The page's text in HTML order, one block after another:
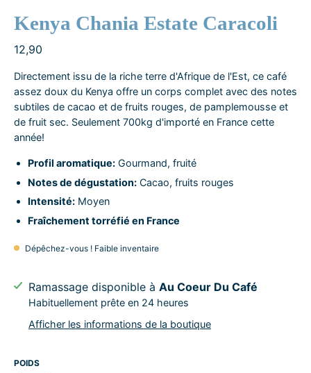
Kenya Chania Estate Caracoli
12,90
Directement issu de la riche terre d'Afrique de l'Est, ce café
assez doux du Kenya offre un corps complet avec des notes
subtiles de cacao et de fruits rouges, de pamplemousse et
de fruit sec. Seulement 700kg d'importé en France cette
année!
Profil aromatique: Gourmand, fruité
Notes de dégustation: Cacao, fruits rouges
Intensité: Moyen
Fraîchement torréfié en France
Dépêchez-vous ! Faible inventaire
Ramassage disponible à Au Coeur Du Café
Habituellement prête en 24 heures
Afficher les informations de la boutique
POIDS